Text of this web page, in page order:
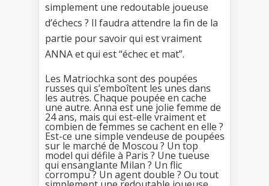
simplement une redoutable joueuse
d’échecs ? Il faudra attendre la fin de la
partie pour savoir qui est vraiment
ANNA et qui est “échec et mat”.
Les Matriochka sont des poupées
russes qui s’emboîtent les unes dans
les autres. Chaque poupée en cache
une autre. Anna est une jolie femme de
24 ans, mais qui est-elle vraiment et
combien de femmes se cachent en elle ?
Est-ce une simple vendeuse de poupées
sur le marché de Moscou ? Un top
model qui défile à Paris ? Une tueuse
qui ensanglante Milan ? Un flic
corrompu ? Un agent double ? Ou tout